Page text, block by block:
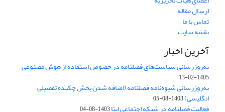
ارسال مقاله
تماس با ما
نقشه سایت
آخرین اخبار
به‌روزرسانی سیاست‌های فصلنامه در خصوص استفاده از هوش مصنوعی
1405-02-13
به‌روزرسانی شیوه‌نامه فصلنامه (اضافه شدن بخش چکیده تفصیلی
انگلیسی)1403-08-05
فعالیت فصلنامه در شبکه اجتماعی ایتا1403-08-04